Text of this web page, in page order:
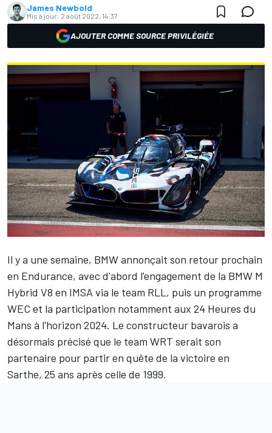
James Newbold
Mis à jour: 2 août 2022, 14:37
AJOUTER COMME SOURCE PRIVILÉGIÉE
Il y a une semaine, BMW annonçait son retour prochain
en Endurance, avec d'abord l'engagement de la BMW M
Hybrid V8 en IMSA via le team RLL, puis un programme
WEC et la participation notamment aux 24 Heures du
Mans à l'horizon 2024. Le constructeur bavarois a
désormais précisé que le team WRT serait son
partenaire pour partir en quête de la victoire en
Sarthe, 25 ans après celle de 1999.